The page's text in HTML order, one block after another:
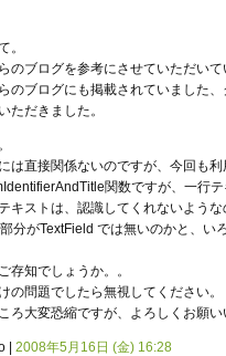
。
のブログを参考にさせていただいて
のブログにも掲載されていました
ただきました。
は直接関係ないのですが、今回も
関数ですが、一行
キストは、認識してくれないような
分がTextField では無いのかと、い
存知でしょうか。。
の問題でしたら無視してください。
ろ大変恐縮ですが、よろしくお願い
2008年5月16日 (金) 16:28